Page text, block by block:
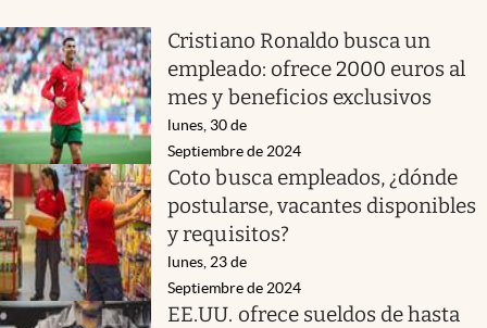
Cristiano Ronaldo busca un
empleado: ofrece 2000 euros al
mes y beneficios exclusivos
lunes, 30 de
Septiembre de 2024
Coto busca empleados, ¿dónde
postularse, vacantes disponibles
y requisitos?
lunes, 23 de
Septiembre de 2024
EE.UU. ofrece sueldos de hasta